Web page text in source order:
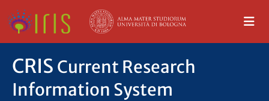
CRIS Current Research
Information System